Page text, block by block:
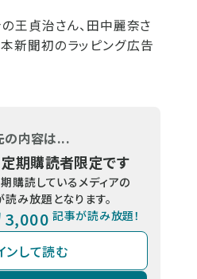
王貞治さん、田中麗奈さ
新聞初のラッピング広告
の内容は...
定期購読者限定です
購読しているメディアの
み放題となります。
3,000 記事が読み放題！
ンして読む